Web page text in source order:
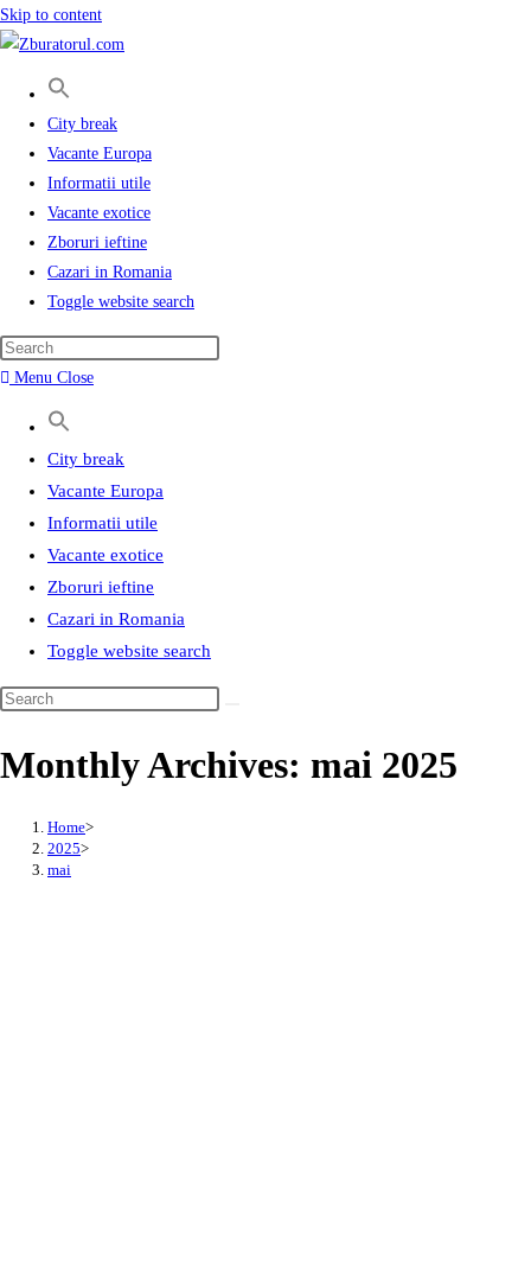
Skip to content
City break
Vacante Europa
Informatii utile
Vacante exotice
Zboruri ieftine
Cazari in Romania
Toggle website search
Menu Close
City break
Vacante Europa
Informatii utile
Vacante exotice
Zboruri ieftine
Cazari in Romania
Toggle website search
Monthly Archives: mai 2025
Home>
2025>
mai